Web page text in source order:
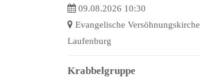
09.08.2026 10:30
Evangelische Versöhnungskirche
Laufenburg
Krabbelgruppe